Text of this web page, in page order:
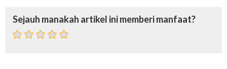
Sejauh manakah artikel ini memberi manfaat?